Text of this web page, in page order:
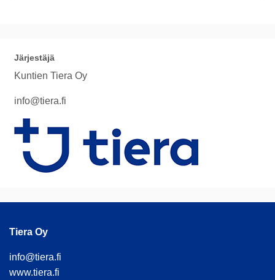
Järjestäjä
Kuntien Tiera Oy
info@tiera.fi
Tiera Oy
info@tiera.fi
www.tiera.fi